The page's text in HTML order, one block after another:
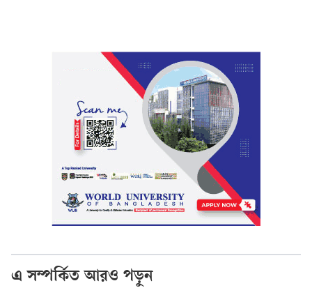
এ সম্পর্কিত আরও পড়ুন